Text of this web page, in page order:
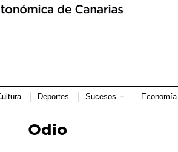
Deportes Sucesos Economía
Odio